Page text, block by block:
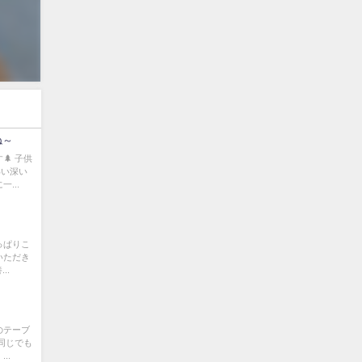
🌲 子供
深い
...
りこ
ただき
テーブ
じでも